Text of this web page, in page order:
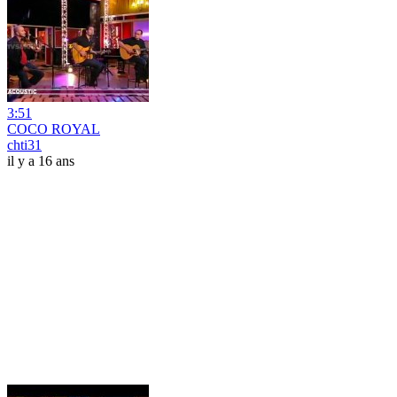
3:51
COCO ROYAL
chti31
il y a 16 ans